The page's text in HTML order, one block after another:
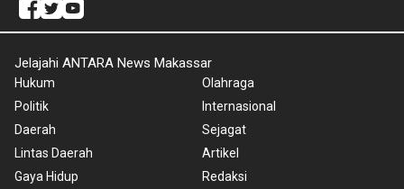
Jelajahi ANTARA News Makassar
Hukum
Politik
Daerah
Lintas Daerah
Gaya Hidup
Olahraga
Internasional
Sejagat
Artikel
Redaksi